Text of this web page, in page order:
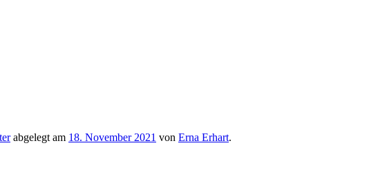
abgelegt am 18. November 2021 von Erna Erhart.